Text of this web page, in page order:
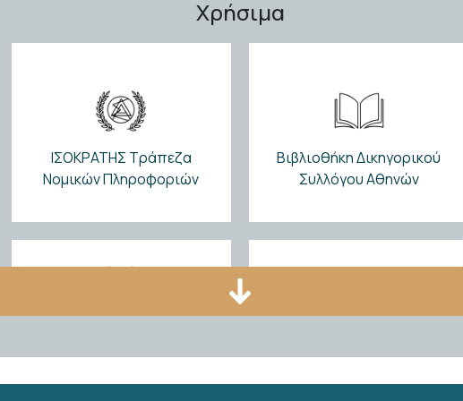
Χρήσιμα
ΙΣΟΚΡΑΤΗΣ Τράπεζα
Νομικών Πληροφοριών
Βιβλιοθήκη Δικηγορικού
Συλλόγου Αθηνών
Κέντρο Κατάρτισης και